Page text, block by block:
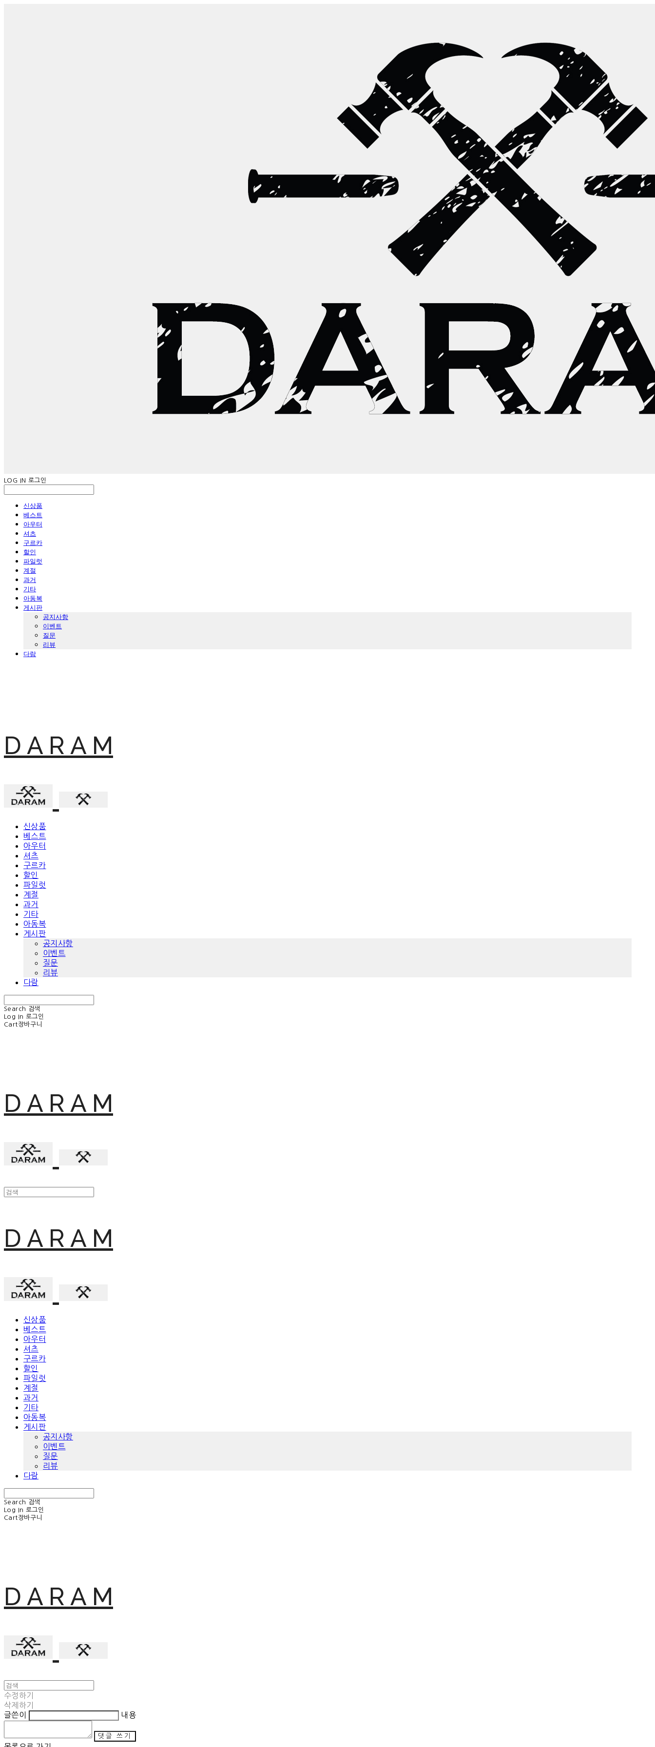
LOG IN 로그인
신상품
베스트
아우터
셔츠
구르카
할인
파일럿
계절
과거
기타
아동복
게시판
공지사항
이벤트
질문
리뷰
다람
D A R A M
신상품
베스트
아우터
셔츠
구르카
할인
파일럿
계절
과거
기타
아동복
게시판
공지사항
이벤트
질문
리뷰
다람
Search
검색
Log In 로그인
Cart장바구니
D A R A M
D A R A M
신상품
베스트
아우터
셔츠
구르카
할인
파일럿
계절
과거
기타
아동복
게시판
공지사항
이벤트
질문
리뷰
다람
Search
검색
Log In
로그인
Cart장바구니
D A R A M
수정하기
삭제하기
글쓴이
내용
댓글 쓰기